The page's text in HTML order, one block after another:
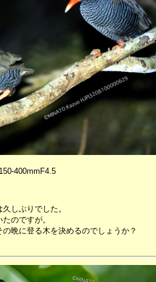
400mmF4.5
しぶりでした。
のですが。
晩に登る木を決めるのでしょうか？